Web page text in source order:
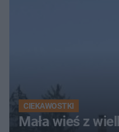
CIEKAWOSTKI
Mała wieś z